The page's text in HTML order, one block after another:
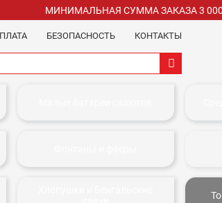
МИНИМАЛЬНАЯ СУММА ЗАКАЗА 3
БЕЗОПАСНОСТЬ КОНТАКТЫ